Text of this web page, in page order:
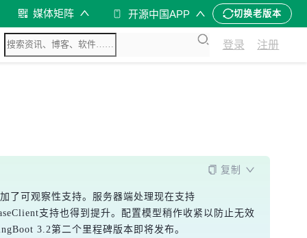
媒体矩阵 开源中国APP 切换老版本
登录 注册
复制
了可观察性支持。服务器端处理现在支持
支持也得到提升。配置模型稍作收紧以防止无效
3.2第二个里程碑版本即将发布。